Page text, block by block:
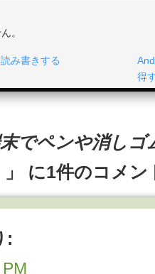
。
み書きする
得
でペンや消しゴ
」 に1件のコメン
: